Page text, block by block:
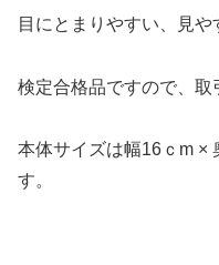
目にとまりやすい、見や
検定合格品ですので、取
本体サイズは幅16ｃm ×
す。